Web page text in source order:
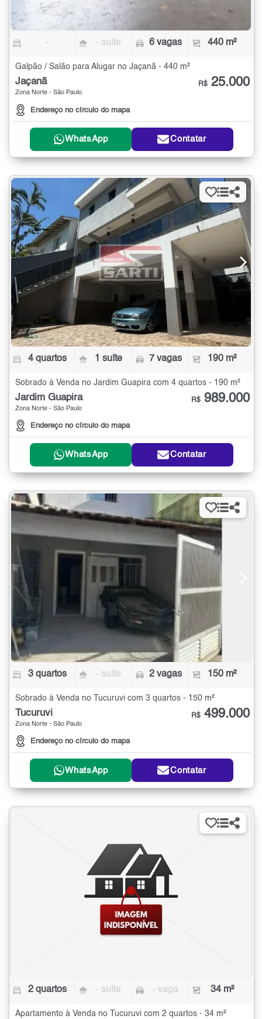
- - suíte 6 vagas 440 m²
Galpão / Salão para Alugar no Jaçanã - 440 m²
Jaçanã
Zona Norte - São Paulo
Endereço no círculo do mapa
R$ 25.000
WhatsApp Contatar
4 quartos 1 suíte 7 vagas 190 m²
Sobrado à Venda no Jardim Guapira com 4 quartos - 190 m²
Jardim Guapira
Zona Norte - São Paulo
Endereço no círculo do mapa
R$ 989.000
WhatsApp Contatar
3 quartos - suíte 2 vagas 150 m²
Sobrado à Venda no Tucuruvi com 3 quartos - 150 m²
Tucuruvi
Zona Norte - São Paulo
Endereço no círculo do mapa
R$ 499.000
WhatsApp Contatar
2 quartos - suíte - vaga 34 m²
Apartamento à Venda no Tucuruvi com 2 quartos - 34 m²